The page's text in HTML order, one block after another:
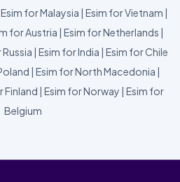
Esim for Malaysia | Esim for Vietnam |
for Austria | Esim for Netherlands |
| Esim for India | Esim for Chile
| Esim for North Macedonia |
Finland | Esim for Norway | Esim for
Belgium